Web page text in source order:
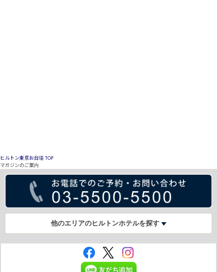
ヒルトン東京お台場 TOP
マガジンのご案内
他のエリアのヒルトンホテルを探す